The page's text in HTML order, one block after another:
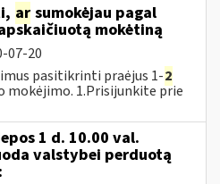
ar sumokėjau pagal
mokėtiną
07-20
pasitikrinti praėjus 1-2
1.Prisijunkite prie
1 d. 10.00 val.
valstybei perduotą